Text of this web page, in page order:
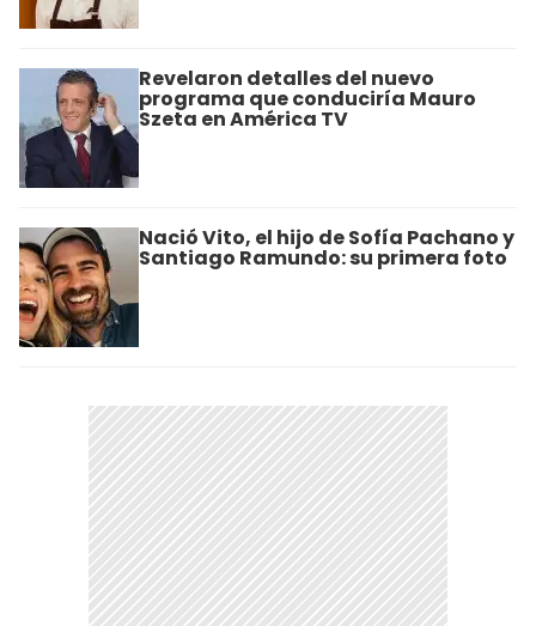
Revelaron detalles del nuevo
programa que conduciría Mauro
Szeta en América TV
Nació Vito, el hijo de Sofía Pachano y
Santiago Ramundo: su primera foto